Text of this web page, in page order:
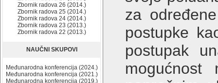
Zbornik radova 26 (2014.)
Zbornik radova 25 (2014.)
Zbornik radova 24 (2014.)
Zbornik radova 23 (2013.)
Zbornik radova 22 (2013.)
NAUČNI SKUPOVI
Međunarodna konferencija (2024.)
Međunarodna konferencija (2021.)
Međunarodna konferencija (2019.)
za
postupke
postupak
mogućnost